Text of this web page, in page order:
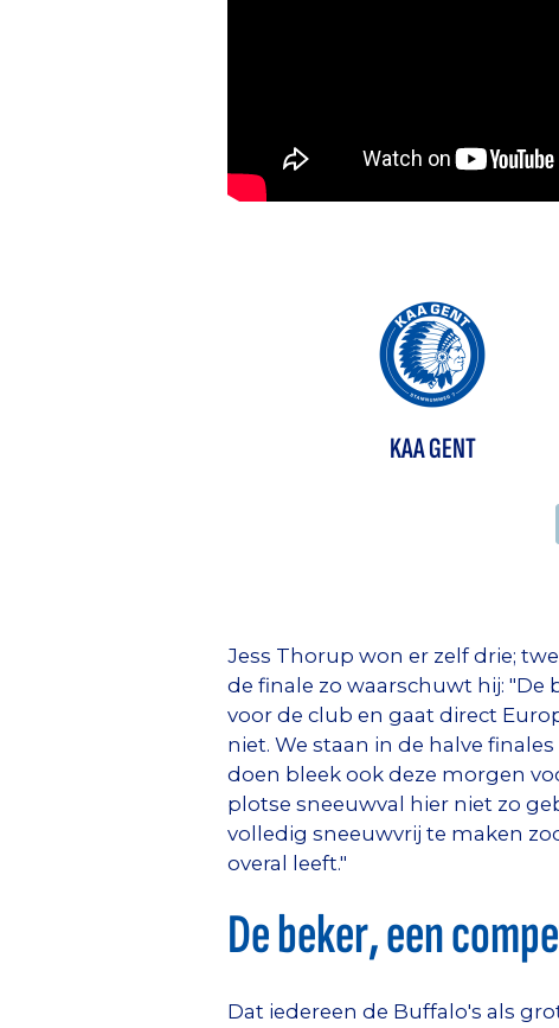
KAA GENT
Jess Thorup won er zelf drie;
de finale zo waarschuwt hij: "De
voor de club en gaat direct
niet. We staan in de halve
doen bleek ook deze morgen
plotse sneeuwval hier niet zo
volledig sneeuwvrij te maken
overal leeft."
De beker, een
Dat iedereen de Buffalo's als